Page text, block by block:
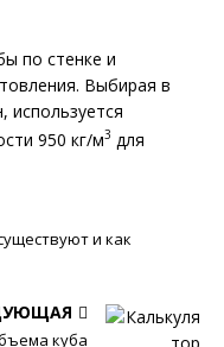
по стенке и
Выбирая в
используется
950 кг/м3 для
и как
куба